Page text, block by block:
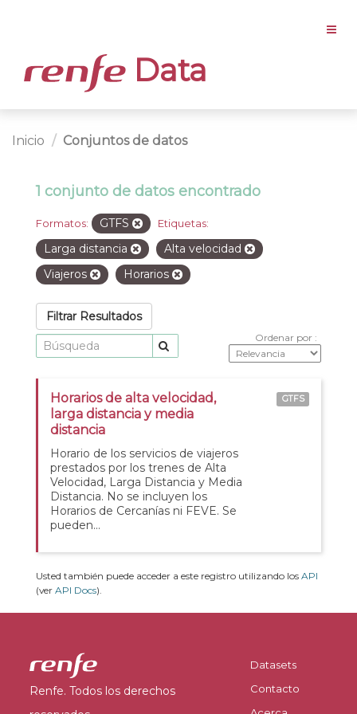
Data
Inicio Conjuntos de datos
1 conjunto de datos encontrado
Formatos: GTFS Etiquetas:
Larga distancia
Alta velocidad
Viajeros
Horarios
Filtrar Resultados
Ordenar por
Horarios de alta velocidad,
larga distancia y media
distancia
Horario de los servicios de viajeros
prestados por los trenes de Alta
Velocidad, Larga Distancia y Media
Distancia. No se incluyen los
Horarios de Cercanías ni FEVE. Se
pueden...
GTFS
Usted también puede acceder a este registro utilizando los API
(ver API Docs).
Renfe. Todos los derechos
Datasets
Contacto